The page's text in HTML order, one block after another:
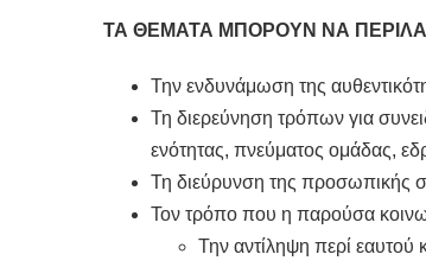
ΤΑ ΘΕΜΑΤΑ ΜΠΟΡΟΥΝ ΝΑ
Την ενδυνάμωση της
Τη διερεύνηση τρόπων για
ενότητας, πνεύματος ομάδας,
Τη διεύρυνση της προσωπικής
Τον τρόπο που η παρούσα
Την αντίληψη περί εαυτού